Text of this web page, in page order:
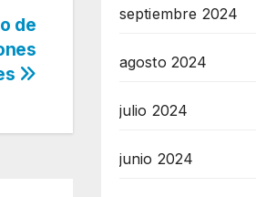
de
septiembre 2024
agosto 2024
julio 2024
junio 2024